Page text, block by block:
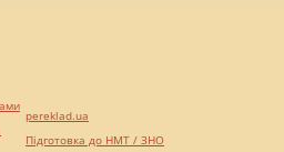
pereklad.ua
Підготовка до НМТ / ЗНО